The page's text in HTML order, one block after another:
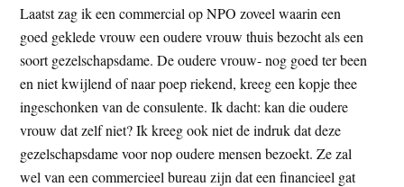
Laatst zag ik een commercial op NPO zoveel waarin een
goed geklede vrouw een oudere vrouw thuis bezocht als een
soort gezelschapsdame. De oudere vrouw- nog goed ter been
en niet kwijlend of naar poep riekend, kreeg een kopje thee
ingeschonken van de consulente. Ik dacht: kan die oudere
vrouw dat zelf niet? Ik kreeg ook niet de indruk dat deze
gezelschapsdame voor nop oudere mensen bezoekt. Ze zal
wel van een commercieel bureau zijn dat een financieel gat